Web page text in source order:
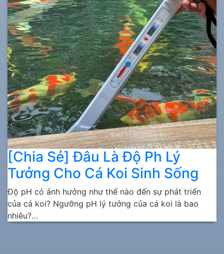
[Chia Sẻ] Đâu Là Độ Ph Lý
Tưởng Cho Cá Koi Sinh Sống
Độ pH có ảnh hưởng như thế nào đến sự phát triển
của cá koi? Ngưỡng pH lý tưởng của cá koi là bao
nhiêu?…